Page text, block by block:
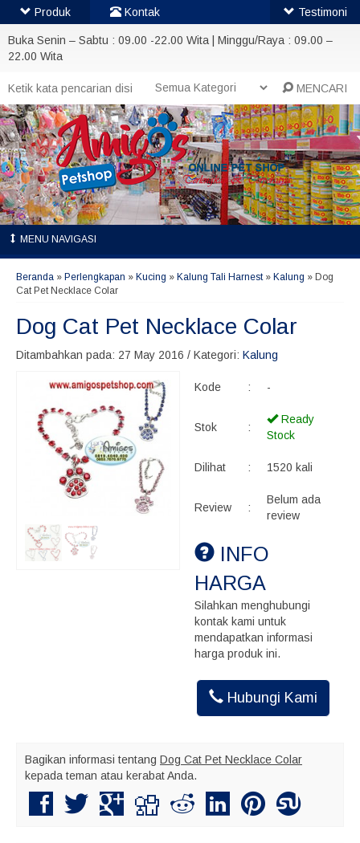
Buka Senin – Sabtu : 09.00 -22.00 Wita | Minggu/Raya : 09.00 –
22.00 Wita
MENCARI
MENU NAVIGASI
Beranda » Perlengkapan » Kucing » Kalung Tali Harnest» Kalung » Dog
Cat Pet Necklace Colar
Dog Cat Pet Necklace Colar
Ditambahkan pada: 27 May 2016 / Kategori: Kalung
Kode : -
Stok :
Ready
Stock
Dilihat : 1520 kali
Review :
Belum ada
review
INFO
HARGA
Silahkan menghubungi
kontak kami untuk
mendapatkan informasi
harga produk ini.
Hubungi Kami
Bagikan informasi tentang Dog Cat Pet Necklace Colar
kepada teman atau kerabat Anda.
Produk Kontak Testimoni